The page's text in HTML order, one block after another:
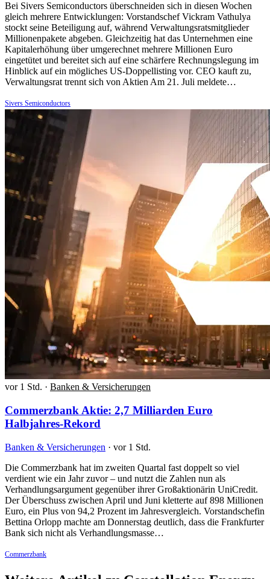
Bei Sivers Semiconductors überschneiden sich in diesen Wochen
gleich mehrere Entwicklungen: Vorstandschef Vickram Vathulya
stockt seine Beteiligung auf, während Verwaltungsratsmitglieder
Millionenpakete abgeben. Gleichzeitig hat das Unternehmen eine
Kapitalerhöhung über umgerechnet mehrere Millionen Euro
eingetütet und bereitet sich auf eine schärfere Rechnungslegung im
Hinblick auf ein mögliches US-Doppellisting vor. CEO kauft zu,
Verwaltungsrat trennt sich von Aktien Am 21. Juli meldete…
Sivers Semiconductors
vor 1 Std. · Banken & Versicherungen
Commerzbank Aktie: 2,7 Milliarden Euro
Halbjahres-Rekord
Banken & Versicherungen · vor 1 Std.
Die Commerzbank hat im zweiten Quartal fast doppelt so viel
verdient wie ein Jahr zuvor – und nutzt die Zahlen nun als
Verhandlungsargument gegenüber ihrer Großaktionärin UniCredit.
Der Überschuss zwischen April und Juni kletterte auf 898 Millionen
Euro, ein Plus von 94,2 Prozent im Jahresvergleich. Vorstandschefin
Bettina Orlopp machte am Donnerstag deutlich, dass die Frankfurter
Bank sich nicht als Verhandlungsmasse…
Commerzbank